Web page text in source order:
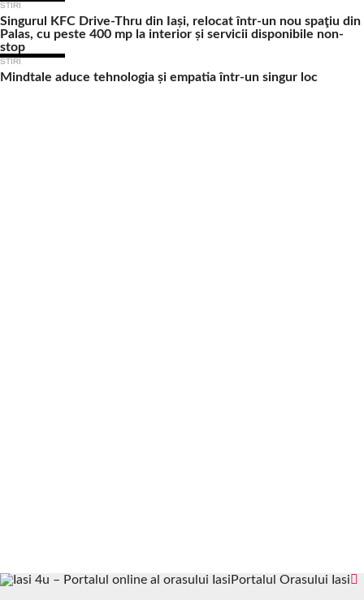
STIRI
Singurul KFC Drive-Thru din Iași, relocat într-un nou spaţiu din
Palas, cu peste 400 mp la interior și servicii disponibile non-
stop
STIRI
Mindtale aduce tehnologia și empatia într-un singur loc
Portalul Orasului Iasi